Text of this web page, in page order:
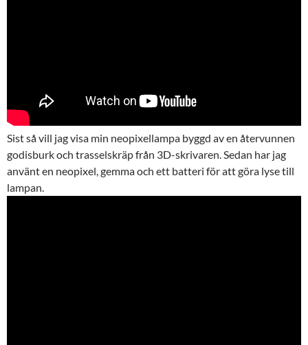
Sist så vill jag visa min neopixellampa byggd av en återvunnen
godisburk och trasselskräp från 3D-skrivaren. Sedan har jag
använt en neopixel, gemma och ett batteri för att göra lyse till
lampan.